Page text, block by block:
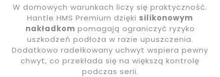
W domowych warunkach liczy się praktyczność.
Hantle HMS Premium dzięki silikonowym
nakładkom pomagają ograniczyć ryzyko
uszkodzeń podłoża w razie upuszczenia.
Dodatkowo radełkowany uchwyt wspiera pewny
chwyt, co przekłada się na większą kontrolę
podczas serii.